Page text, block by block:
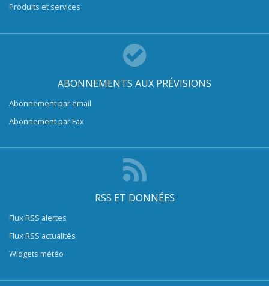
Produits et services
ABONNEMENTS AUX PRÉVISIONS
Abonnement par email
Abonnement par Fax
RSS ET DONNÉES
Flux RSS alertes
Flux RSS actualités
Widgets météo